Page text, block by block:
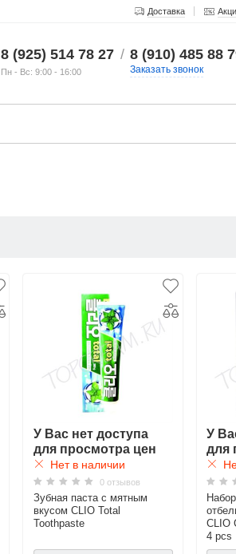
Доставка
8 (925) 514 78 27
Пн - Вс: 9:00 - 16:00
/ 8 (910) 485 88
Заказать звонок
У Вас нет доступа
для просмотра цен
Нет в наличии
0 отзывов
Зубная паста с мятным
вкусом CLIO Total
Toothpaste
У
для
CLIO
4 pcs